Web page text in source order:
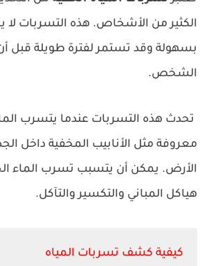
الكثير من الأشخاص. هذه التسربات لا
بسهولة وقد تستمر لفترة طويلة قبل
الشخص.
تحدث هذه التسربات عندما يتسرب
معروفة مثل الأنابيب المخفية داخل
الأرض. يمكن أن يتسبب تسرب الماء
هياكل المباني والتكسير والتآكل.
كيفية كشف تسربات المياه